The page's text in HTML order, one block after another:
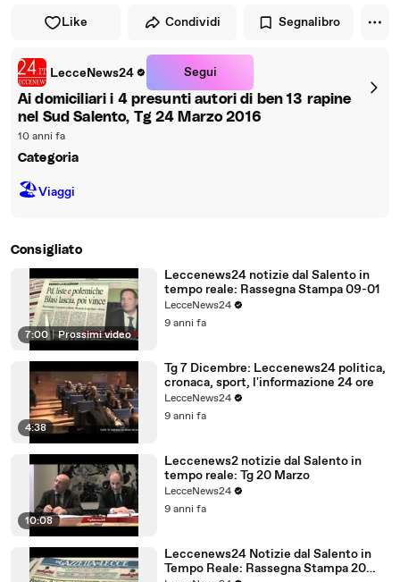
Like Condividi Segnalibro
LecceNews24 Segui
Ai domiciliari i 4 presunti autori di ben 13 rapine
nel Sud Salento, Tg 24 Marzo 2016
10 anni fa
Categoria
🏖Viaggi
Consigliato
7:00 | Prossimi video
Leccenews24 notizie dal Salento in
tempo reale: Rassegna Stampa 09-01
LecceNews24
9 anni fa
4:38
Tg 7 Dicembre: Leccenews24 politica,
cronaca, sport, l'informazione 24 ore
LecceNews24
9 anni fa
10:08
Leccenews2 notizie dal Salento in
tempo reale: Tg 20 Marzo
LecceNews24
9 anni fa
Leccenews24 Notizie dal Salento in
Tempo Reale: Rassegna Stampa 20